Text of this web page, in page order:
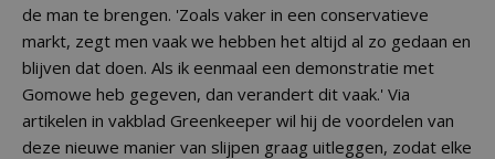
de man te brengen. 'Zoals vaker in een conservatieve
markt, zegt men vaak we hebben het altijd al zo gedaan en
blijven dat doen. Als ik eenmaal een demonstratie met
Gomowe heb gegeven, dan verandert dit vaak.' Via
artikelen in vakblad Greenkeeper wil hij de voordelen van
deze nieuwe manier van slijpen graag uitleggen, zodat elke